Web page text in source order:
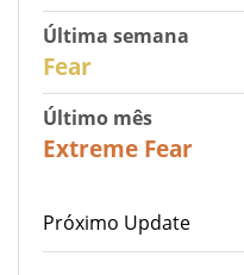
Última semana
Fear
Último mês
Extreme Fear
Próximo Update